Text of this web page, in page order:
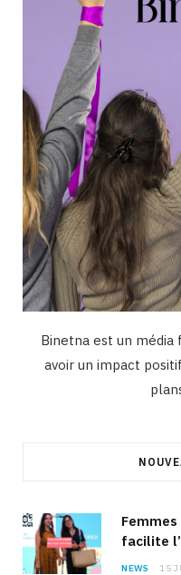
Binetna est un média
avoir un impact
Femmes
facilite
NEWS 15